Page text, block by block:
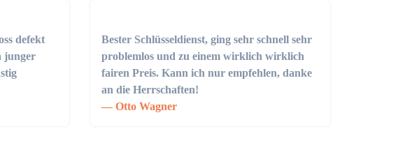
defekt
junger
Bester Schlüsseldienst, ging sehr schnell sehr
problemlos und zu einem wirklich wirklich
fairen Preis. Kann ich nur empfehlen, danke
an die Herrschaften!
Otto Wagner